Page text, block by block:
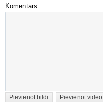
Komentārs
Pievienot bildi Pievienot video